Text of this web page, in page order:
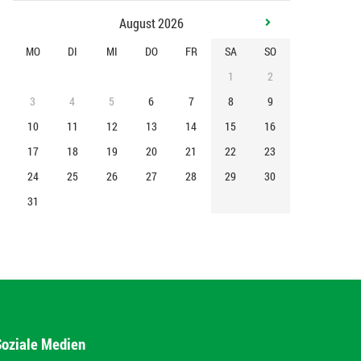
August 2026
MO DI MI DO FR SA
SO
1
2
3
4 5 6 7 8
9
10
11 12 13 14 15
16
17
18 19 20 21 22
23
24
25 26 27 28 29
30
31
Medien